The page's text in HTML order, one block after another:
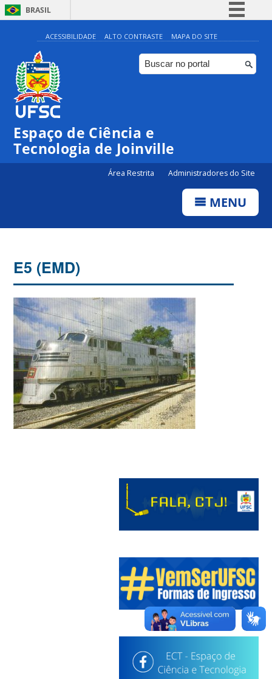
BRASIL
Simplifique!
Comunica BR
Participe
ACESSIBILIDADE ALTO CONTRASTE MAPA DO SITE
Espaço de Ciência e
Tecnologia de Joinville
Área Restrita Administradores do Site
MENU
E5 (EMD)